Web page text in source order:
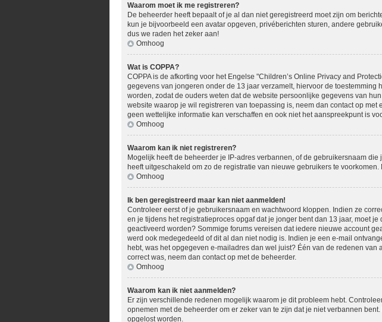
Waarom moet ik me registreren?
De beheerder heeft bepaalt of je al dan niet geregistreerd moet zijn om
kun je bijvoorbeeld een avatar opgeven, privéberichten sturen, andere
dus we raden het zeker aan!
Omhoog
Wat is COPPA?
COPPA is de afkorting voor het Engelse "Children’s Online Privacy and
gegevens van jongeren onder de 13 jaar verzamelt, hiervoor de
worden, zodat de ouders weten dat de website persoonlijke gegevens van
website waarop je wil registreren van toepassing is, neem dan contact op
geen wettelijke informatie kan verschaffen en ook niet het aanspreekpunt is
Omhoog
Waarom kan ik niet registreren?
Mogelijk heeft de beheerder je IP-adres verbannen, of de gebruikersnaam
heeft uitgeschakeld om zo de registratie van nieuwe gebruikers te
Omhoog
Ik ben geregistreerd maar kan niet aanmelden!
Controleer eerst of je gebruikersnaam en wachtwoord kloppen. Indien ze
en je tijdens het registratieproces opgaf dat je jonger bent dan 13 jaar, moet
geactiveerd worden? Sommige forums vereisen dat iedere nieuwe account
werd ook medegedeeld of dit al dan niet nodig is. Indien je een e-mail
hebt, was het opgegeven e-mailadres dan wel juist? Één van de redenen
correct was, neem dan contact op met de beheerder.
Omhoog
Waarom kan ik niet aanmelden?
Er zijn verschillende redenen mogelijk waarom je dit probleem hebt.
opnemen met de beheerder om er zeker van te zijn dat je niet verbannen
opgelost worden.